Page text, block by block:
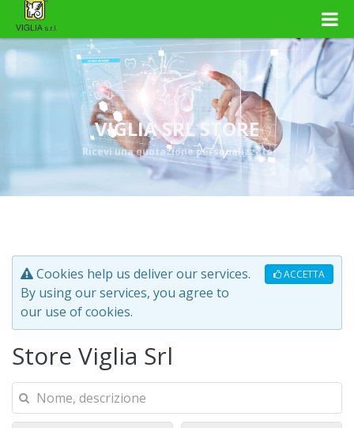
VIGLIA SRL STORE
Ricevi una quotazione personalizzata
ACCETTA
Cookies help us deliver our services.
By using our services, you agree to
our use of cookies.
Store Viglia Srl